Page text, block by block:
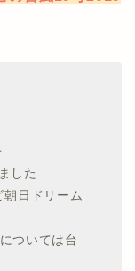
した
朝日ドリーム
ついては台